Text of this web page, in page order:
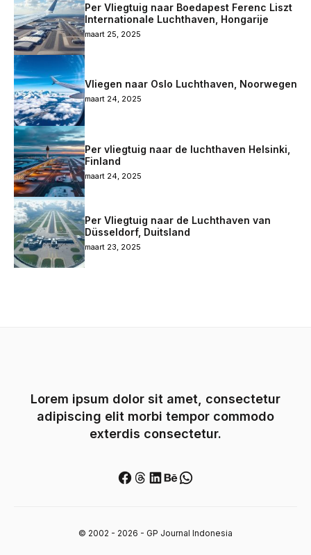
Per Vliegtuig naar Boedapest Ferenc Liszt
Internationale Luchthaven, Hongarije
maart 25, 2025
Vliegen naar Oslo Luchthaven, Noorwegen
maart 24, 2025
Per vliegtuig naar de luchthaven Helsinki,
Finland
maart 24, 2025
Per Vliegtuig naar de Luchthaven van
Düsseldorf, Duitsland
maart 23, 2025
Lorem ipsum dolor sit amet, consectetur
adipiscing elit morbi tempor commodo
exterdis consectetur.
Facebook
Threads
LinkedIn
Behance
WhatsApp
© 2002 - 2026 - GP Journal Indonesia